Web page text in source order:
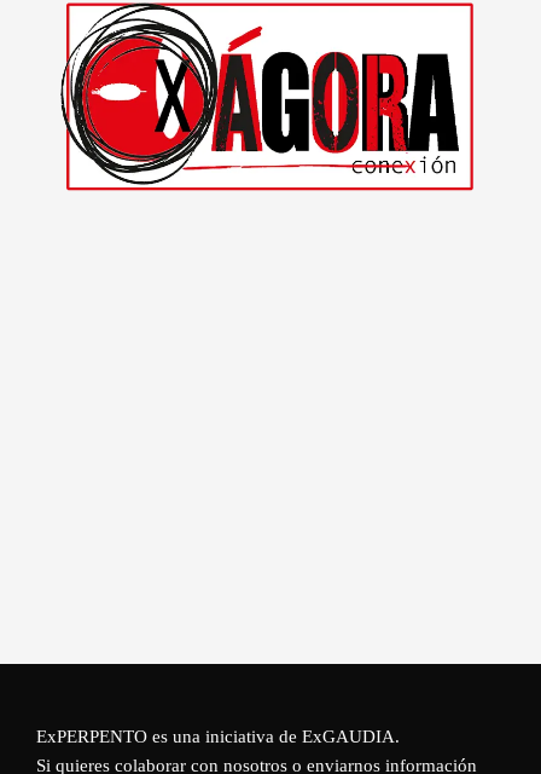
ExPERPENTO es una iniciativa de ExGAUDIA.
Si quieres colaborar con nosotros o enviarnos información